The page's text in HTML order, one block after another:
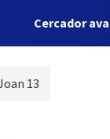
Cercador
13